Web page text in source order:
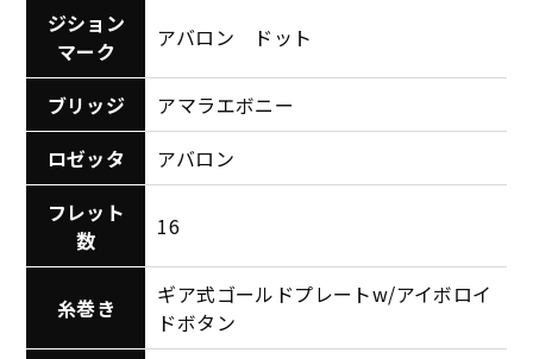
ジション
マーク
アバロン ドット
ブリッジ
アマラエボニー
ロゼッタ
アバロン
フレット
数
16
糸巻き
ギア式ゴールドプレートw/アイボロイ
ドボタン